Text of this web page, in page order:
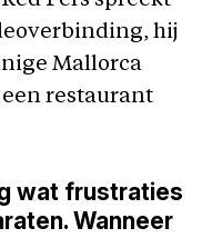
hij
Mallorca
restaurant
wat frustraties
Wanneer